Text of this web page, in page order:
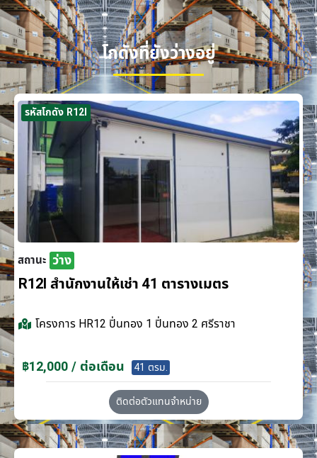
โกดังที่ยังว่างอยู่
รหัสโกดัง R12I
สถานะ ว่าง
R12I สำนักงานให้เช่า 41 ตารางเมตร
โครงการ HR12 ปิ่นทอง 1 ปิ่นทอง 2 ศรีราชา
฿12,000 / ต่อเดือน 41 ตรม.
ติดต่อตัวแทนจำหน่าย